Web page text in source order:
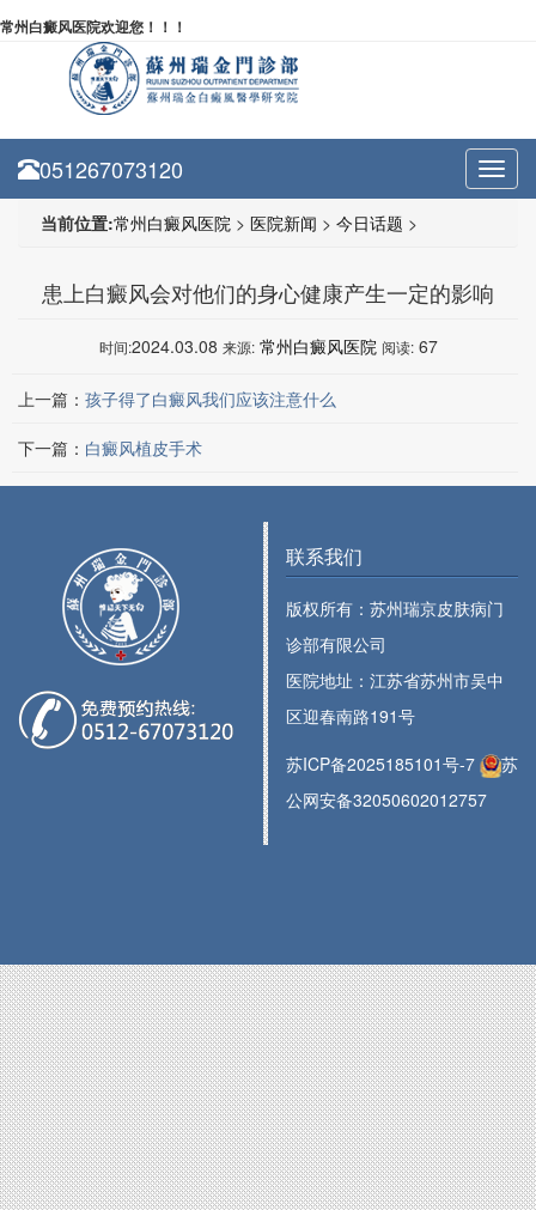
常州白癜风医院欢迎您！！！
051267073120
当前位置:常州白癜风医院 > 医院新闻 > 今日话题 >
患上白癜风会对他们的身心健康产生一定的影响
时间:2024.03.08 来源: 常州白癜风医院 阅读: 67
上一篇： 孩子得了白癜风我们应该注意什么
下一篇： 白癜风植皮手术
联系我们
版权所有：苏州瑞京皮肤病门
诊部有限公司
医院地址：江苏省苏州市吴中
区迎春南路191号
苏ICP备2025185101号-7
苏
公网安备32050602012757